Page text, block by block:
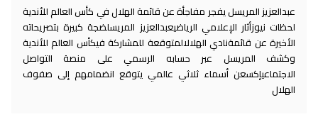
عبدالعزيز المريسل يفجر مفاجأة عن قائمة الهلال في كأس العالم للأندية
لحظات نيوزأثار الإعلامي الرياضيعبدالعزيز المريسلضجة كبيرة بتصريحاته
الأخيرة عن قائمةنادي الهلالالمتوقعة للمشاركة فيكأس العالم للأندية
وكشف المريسل عبر حسابه الرسمي على منصة التواصل
الاجتماعيإكسعن أسماء ثلاثي عالمي يتوقع انضمامهم إلى صفوف
الهلال